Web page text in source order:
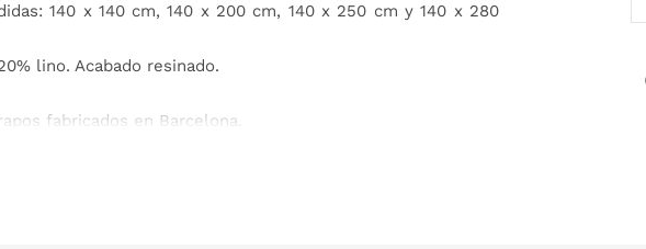
140 x 140 cm, 140 x 200 cm, 140 x 250 cm y 140 x 280
lino. Acabado resinado.
fabricados en Barcelona.